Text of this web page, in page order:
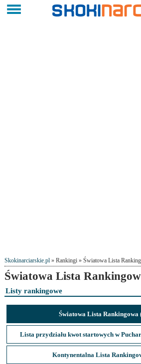
Skokinarciarskie.pl» Rankingi » Światowa Lista
Światowa Lista
Listy rankingowe
Światowa Lista Rankingowa
Lista przydziału kwot startowych w
Kontynentalna Lista